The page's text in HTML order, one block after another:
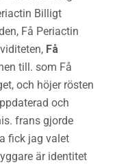
Billigt
Få Periactin
Få
till. som Få
och höjer rösten
och
frans gjorde
fick jag valet
är identitet